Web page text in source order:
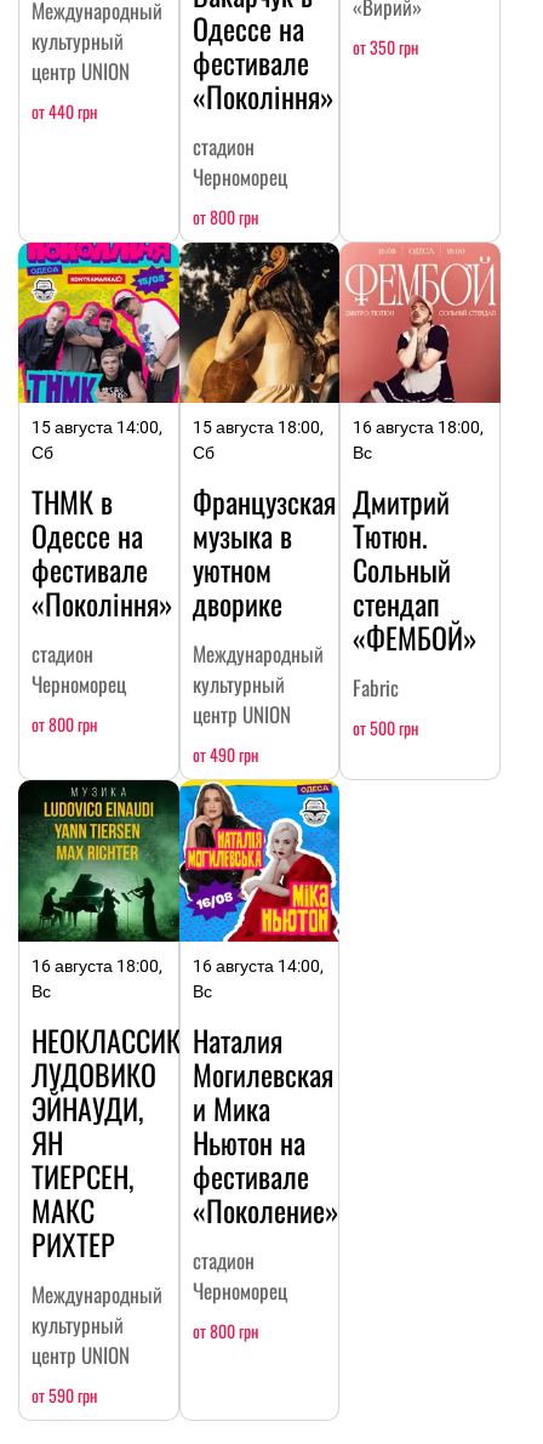
Международный
культурный
центр UNION
от 440 грн
Одессе на
фестивале
«Покоління»
стадион
Черноморец
от 800 грн
«Вирий»
от 350 грн
15 августа 14:00,
Сб
ТНМК в
Одессе на
фестивале
«Покоління»
стадион
Черноморец
от 800 грн
15 августа 18:00,
Сб
Французская
музыка в
уютном
дворике
Международный
культурный
центр UNION
от 490 грн
16 августа 18:00,
Вс
Дмитрий
Тютюн.
Сольный
стендап
«ФЕМБОЙ»
Fabric
от 500 грн
16 августа 18:00,
Вс
НЕОКЛАССИКА:
ЛУДОВИКО
ЭЙНАУДИ,
ЯН
ТИЕРСЕН,
МАКС
РИХТЕР
Международный
культурный
центр UNION
от 590 грн
16 августа 14:00,
Вс
Наталия
Могилевская
и Мика
Ньютон на
фестивале
«Поколение»
стадион
Черноморец
от 800 грн